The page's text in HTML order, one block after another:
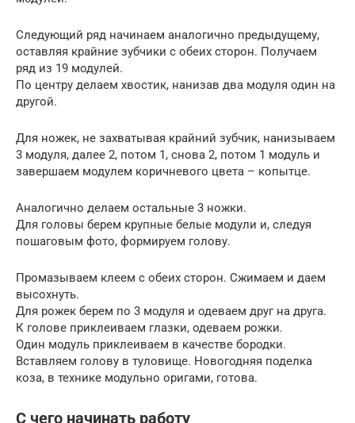
Следующий ряд начинаем аналогично предыдущему,
оставляя крайние зубчики с обеих сторон. Получаем
ряд из 19 модулей.
По центру делаем хвостик, нанизав два модуля один на
другой.
Для ножек, не захватывая крайний зубчик, нанизываем
3 модуля, далее 2, потом 1, снова 2, потом 1 модуль и
завершаем модулем коричневого цвета – копытце.
Аналогично делаем остальные 3 ножки.
Для головы берем крупные белые модули и, следуя
пошаговым фото, формируем голову.
Промазываем клеем с обеих сторон. Сжимаем и даем
высохнуть.
Для рожек берем по 3 модуля и одеваем друг на друга.
К голове приклеиваем глазки, одеваем рожки.
Один модуль приклеиваем в качестве бородки.
Вставляем голову в туловище. Новогодняя поделка
коза, в технике модульно оригами, готова.
С чего начинать работу